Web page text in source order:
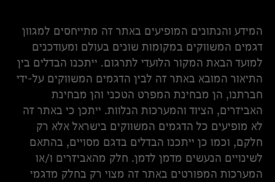
המידע והנתונים המופיעים באתר זה מתייחסים למגוון
דגמים המשווקים במקומות שונים בעולם ומעודכנים
למועד הבאת המקור הלועדי לתרגום. ייתכנו הבדלים בין
התיאור המובא באתר זה לבין הדגמים המשווקים על-ידי
חברתנו, הן מבחינת המפרט הטכני והן מבחינת
האביזרים, הציוד והמערכות הנלוות. ייתכן כי באתר זה
לא מופיעים כל הדגמים המשווקים בישראל אלא רק
חלקם, וכמו כן ייתכנו הבדלים בדגם מסויים, בהתאם
לשינויים הנעשים מדמן לדמן. חלק מהאביזרים ו/או
המערכות המפורטים באתר זה מצוי רק בחלק מדגמי